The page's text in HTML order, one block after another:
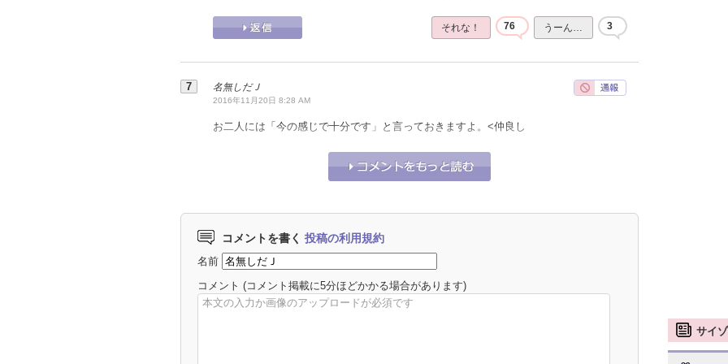
それな！ 76 うーん… 3
名無しだＪ
2016年11月20日 8:28 AM
お二人には「今の感じで十分です」と言っておきますよ。<仲良し
それな！
コメントを書く 投稿の利用規約
名前
コメント (コメント掲載に5分ほどかかる場合があります)
サイ